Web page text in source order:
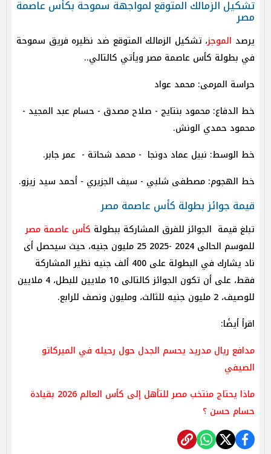
تشكيل الزمالك المتوقع لمواجهة سموحة بكأس عاصمة
مصر
يرصد الموجز، تشكيل الزمالك المتوقع ضد نظيره فريق سموحة
في بطولة كأس عاصمة مصر ويأتي كالتالي..
حراسة المرمى: محمد عواد
خط الدفاع: محمود بنتايج - صلاح مصدق - حسام عبد المجيد -
محمود حمدي الونش.
خط الوسط: نبيل عماد دونجا - محمد شحاتة - عمر جابر.
خط الهجوم: مصطفى شلبي - سيف الجزيري - أحمد سيد زيزو.
قيمة جوائز بطولة كأس عاصمة مصر
تبلغ قيمة الجوائز للفرق المشاركة ببطولة كأس عاصمة مصر
للموسم الحالى 2024 -2025 25 مليون جنيه، حيث سيحصل أى
ناد يشارك في البطولة على 400 ألف جنيه نظير المشاركة
فقط، على أن تكون الجوائز كالتالى 10 ملايين للبطل، 4 ملايين
للوصيف، 2 مليون جنيه للثالث، ومليون ونصف للرابع.
اقرأ أيضًا:
مدافع ريال مدريد يحسم الجدل حول رحيله في الميركاتو
الصيفي
ماذا يحتاج منتخب مصر للتأهل إلى كأس العالم 2026 بقيادة
حسام حسن ؟